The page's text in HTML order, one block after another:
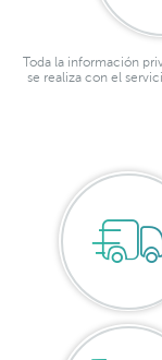
Toda la información
se realiza con el